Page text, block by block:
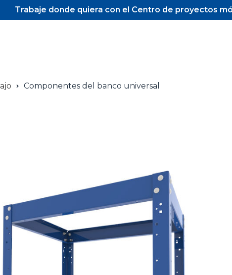
Trabaje donde quiera con el Centro de proyectos
Componentes del banco universal